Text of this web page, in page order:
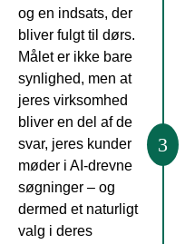
og en indsats, der
bliver fulgt til dørs.
Målet er ikke bare
synlighed, men at
jeres virksomhed
bliver en del af de
svar, jeres kunder
møder i AI-drevne
søgninger – og
dermed et naturligt
valg i deres
3